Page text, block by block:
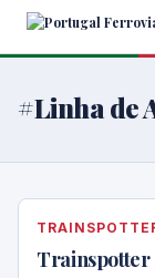
Skip
content
#Linha de
Trainspotter